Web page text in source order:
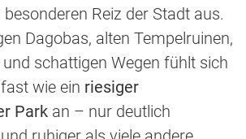
Reiz der Stadt aus.
Dagobas, alten Tempelruinen,
schattigen Wegen fühlt sich
wie ein riesiger
Park an – nur deutlich